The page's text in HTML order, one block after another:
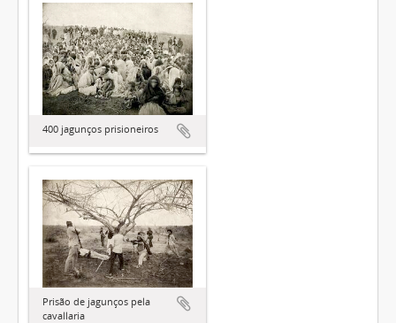
400 jagunços prisioneiros
Prisão de jagunços pela
cavallaria